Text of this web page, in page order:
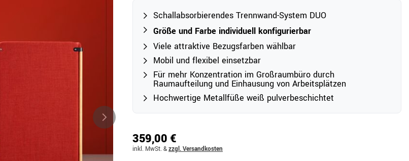
Abdeckhauben & Zubehör
Schallabsorbierendes Trennwand-System DUO
Größe und Farbe individuell konfigurierbar
Viele attraktive Bezugsfarben wählbar
Mobil und flexibel einsetzbar
Für mehr Konzentration im Großraumbüro durch
Raumaufteilung und Einhausung von Arbeitsplätzen
Hochwertige Metallfüße weiß pulverbeschichtet
359,00 €
inkl. MwSt. &zzgl. Versandkosten